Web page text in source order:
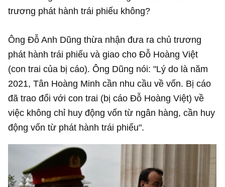
trương phát hành trái phiếu không?
Ông Đỗ Anh Dũng thừa nhận đưa ra chủ trương
phát hành trái phiếu và giao cho Đỗ Hoàng Việt
(con trai của bị cáo). Ông Dũng nói: "Lý do là năm
2021, Tân Hoàng Minh cần nhu cầu về vốn. Bị cáo
đã trao đổi với con trai (bị cáo Đỗ Hoàng Việt) về
việc không chỉ huy động vốn từ ngân hàng, cần huy
động vốn từ phát hành trái phiếu".